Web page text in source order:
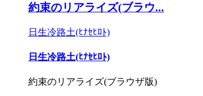
約束のリアライズ(ブラウ...
日生冷路土(ﾋﾅｾﾋﾛﾄ)
日生冷路土(ﾋﾅｾﾋﾛﾄ)
約束のリアライズ(ブラウザ版)